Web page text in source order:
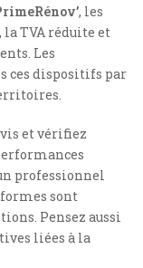
, les
la TVA réduite et
Les
ces dispositifs par
et vérifiez
professionnel
sont
Pensez aussi
liées à la